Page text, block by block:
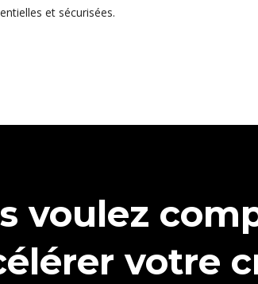
et sécurisées.
voulez
votre